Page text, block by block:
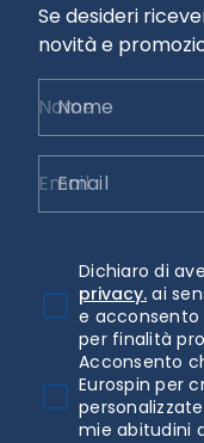
Se desideri
novità e
Nome
Email
Dichiaro di
privacy. ai
e
per finalità
Acconsento
Eurospin per
mie abitudini